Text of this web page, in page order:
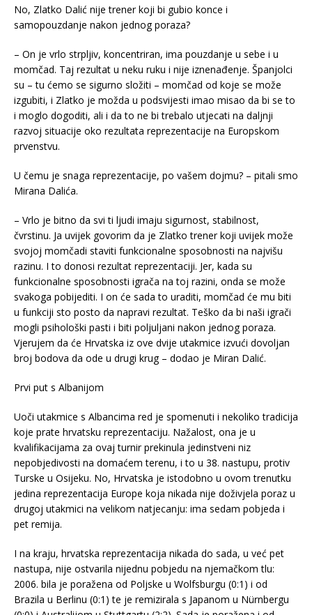
No, Zlatko Dalić nije trener koji bi gubio konce i
samopouzdanje nakon jednog poraza?
– On je vrlo strpljiv, koncentriran, ima pouzdanje u sebe i u
momčad. Taj rezultat u neku ruku i nije iznenađenje. Španjolci
su – tu ćemo se sigurno složiti – momčad od koje se može
izgubiti, i Zlatko je možda u podsvijesti imao misao da bi se to
i moglo dogoditi, ali i da to ne bi trebalo utjecati na daljnji
razvoj situacije oko rezultata reprezentacije na Europskom
prvenstvu.
U čemu je snaga reprezentacije, po vašem dojmu? – pitali smo
Mirana Dalića.
– Vrlo je bitno da svi ti ljudi imaju sigurnost, stabilnost,
čvrstinu. Ja uvijek govorim da je Zlatko trener koji uvijek može
svojoj momčadi staviti funkcionalne sposobnosti na najvišu
razinu. I to donosi rezultat reprezentaciji. Jer, kada su
funkcionalne sposobnosti igrača na toj razini, onda se može
svakoga pobijediti. I on će sada to uraditi, momčad će mu biti
u funkciji sto posto da napravi rezultat. Teško da bi naši igrači
mogli psihološki pasti i biti poljuljani nakon jednog poraza.
Vjerujem da će Hrvatska iz ove dvije utakmice izvući dovoljan
broj bodova da ode u drugi krug – dodao je Miran Dalić.
Prvi put s Albanijom
Uoči utakmice s Albancima red je spomenuti i nekoliko tradicija
koje prate hrvatsku reprezentaciju. Nažalost, ona je u
kvalifikacijama za ovaj turnir prekinula jedinstveni niz
nepobjedivosti na domaćem terenu, i to u 38. nastupu, protiv
Turske u Osijeku. No, Hrvatska je istodobno u ovom trenutku
jedina reprezentacija Europe koja nikada nije doživjela poraz u
drugoj utakmici na velikom natjecanju: ima sedam pobjeda i
pet remija.
I na kraju, hrvatska reprezentacija nikada do sada, u već pet
nastupa, nije ostvarila nijednu pobjedu na njemačkom tlu:
2006. bila je poražena od Poljske u Wolfsburgu (0:1) i od
Brazila u Berlinu (0:1) te je remizirala s Japanom u Nürnbergu